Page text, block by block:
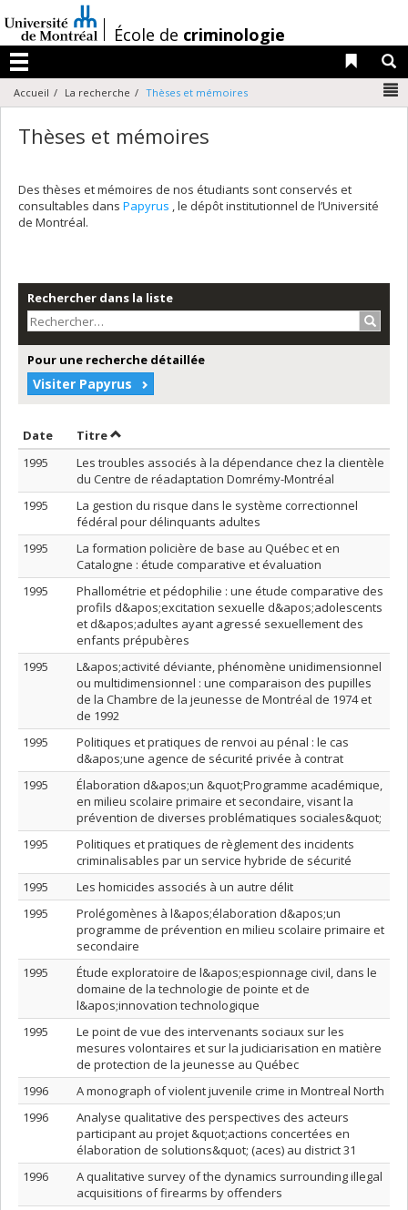
au
contenu
/École de criminologie
Menu
Liens
Accueil La recherche Thèses et mémoires
Thèses et mémoires
Des thèses et mémoires de nos étudiants sont conservés et
consultables dans Papyrus , le dépôt institutionnel de l’Université
de Montréal.
Rechercher dans la liste
Pour une recherche détaillée
Visiter Papyrus
Date Trier par date en ordre décroissant
TitreTrier par titre en ordre décroissant
1995
Les troubles associés à la dépendance chez la clientèle
du Centre de réadaptation Domrémy-Montréal
1995
La gestion du risque dans le système correctionnel
fédéral pour délinquants adultes
1995
La formation policière de base au Québec et en
Catalogne : étude comparative et évaluation
1995
Phallométrie et pédophilie : une étude comparative des
profils d&apos;excitation sexuelle d&apos;adolescents
et d&apos;adultes ayant agressé sexuellement des
enfants prépubères
1995
L&apos;activité déviante, phénomène unidimensionnel
ou multidimensionnel : une comparaison des pupilles
de la Chambre de la jeunesse de Montréal de 1974 et
de 1992
1995
Politiques et pratiques de renvoi au pénal : le cas
d&apos;une agence de sécurité privée à contrat
1995
Élaboration d&apos;un &quot;Programme académique,
en milieu scolaire primaire et secondaire, visant la
prévention de diverses problématiques sociales&quot;
1995
Politiques et pratiques de règlement des incidents
criminalisables par un service hybride de sécurité
1995
Les homicides associés à un autre délit
1995
Prolégomènes à l&apos;élaboration d&apos;un
programme de prévention en milieu scolaire primaire et
secondaire
1995
Étude exploratoire de l&apos;espionnage civil, dans le
domaine de la technologie de pointe et de
l&apos;innovation technologique
1995
Le point de vue des intervenants sociaux sur les
mesures volontaires et sur la judiciarisation en matière
de protection de la jeunesse au Québec
1996
A monograph of violent juvenile crime in Montreal North
1996
Analyse qualitative des perspectives des acteurs
participant au projet &quot;actions concertées en
élaboration de solutions&quot; (aces) au district 31
1996
A qualitative survey of the dynamics surrounding illegal
acquisitions of firearms by offenders